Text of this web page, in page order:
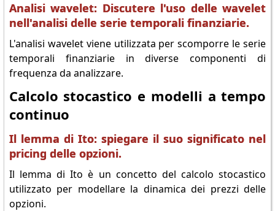
Analisi wavelet: Discutere l'uso delle wavelet
nell'analisi delle serie temporali finanziarie.
L'analisi wavelet viene utilizzata per scomporre le serie
temporali finanziarie in diverse componenti di
frequenza da analizzare.
Calcolo stocastico e modelli a tempo
continuo
Il lemma di Ito: spiegare il suo significato nel
pricing delle opzioni.
Il lemma di Ito è un concetto del calcolo stocastico
utilizzato per modellare la dinamica dei prezzi delle
opzioni.